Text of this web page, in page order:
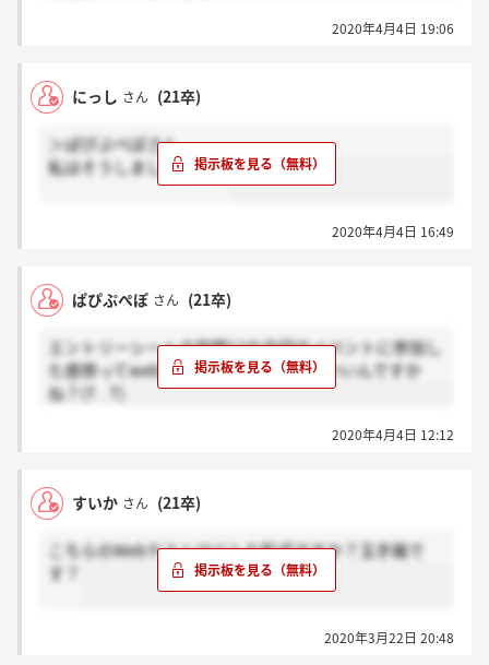
2020年4月4日 19:06
にっし さん (21卒)
＞ぱぴぷぺぽさん
私はそうしました！！！
2020年4月4日 16:49
ぱぴぷぺぽ さん (21卒)
エントリーシートの設問12の今回のイベントに参加し
た感想ってwebセミナーのこと書けばいいんですか
ね？(T . T)
2020年4月4日 12:12
すいか さん (21卒)
こちらのWebテストはどんな形式ですか？玉手箱で
す？
2020年3月22日 20:48